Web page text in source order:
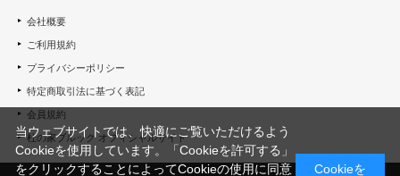
会社概要
ご利用規約
プライバシーポリシー
特定商取引法に基づく表記
会員規約
杜の家ブルック オフィシャルサイト
当ウェブサイトでは、快適にご覧いただけるよう
Cookieを使用しています。「Cookieを許可する」
をクリックすることによってCookieの使用に同意
Cookieを